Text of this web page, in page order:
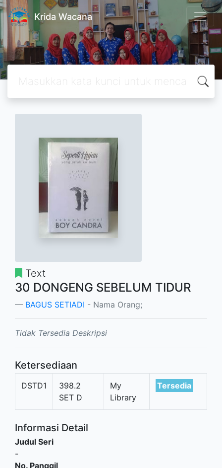
Krida Wacana
Text
30 DONGENG SEBELUM TIDUR
BAGUS SETIADI - Nama Orang;
Tidak Tersedia Deskripsi
Ketersediaan
DSTD1
398.2
SET D
My
Library
Tersedia
Informasi Detail
Judul Seri
-
No. Panggil